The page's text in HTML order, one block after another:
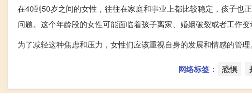
在40到50岁之间的女性，往往在家庭和事业上都比较稳定，孩子也
问题。这个年龄段的女性可能面临着孩子离家、婚姻破裂或者工作变
为了减轻这种焦虑和压力，女性们应该重视自身的发展和情感的管
网络标签： 恐惧